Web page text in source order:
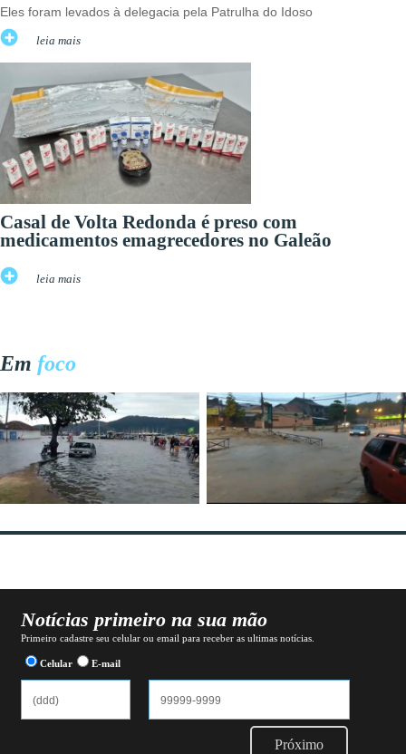
Eles foram levados à delegacia pela Patrulha do Idoso
leia mais
Casal de Volta Redonda é preso com
medicamentos emagrecedores no Galeão
leia mais
Em foco
Notícias primeiro na sua mão
Primeiro cadastre seu celular ou email para receber as ultimas notícias.
Celular E-mail
Próximo